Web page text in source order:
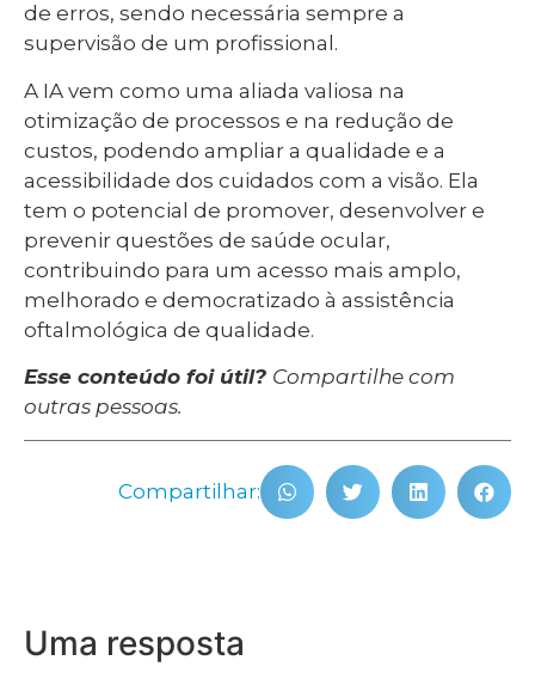
de erros, sendo necessária sempre a
supervisão de um profissional.
A IA vem como uma aliada valiosa na
otimização de processos e na redução de
custos, podendo ampliar a qualidade e a
acessibilidade dos cuidados com a visão. Ela
tem o potencial de promover, desenvolver e
prevenir questões de saúde ocular,
contribuindo para um acesso mais amplo,
melhorado e democratizado à assistência
oftalmológica de qualidade.
Esse conteúdo foi útil? Compartilhe com
outras pessoas.
Compartilhar:
Uma resposta